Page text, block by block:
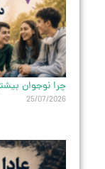
چرا نوجوان
25/07/2026